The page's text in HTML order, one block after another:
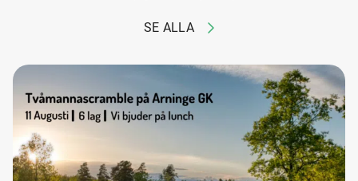
SE ALLA